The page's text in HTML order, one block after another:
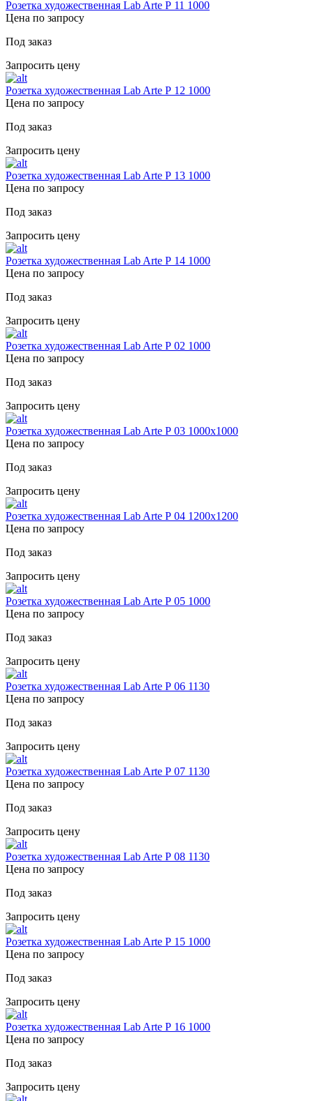
Розетка художественная Lab Arte Р 11 1000
Цена по запросу
Под заказ
Запросить цену
Розетка художественная Lab Arte Р 12 1000
Цена по запросу
Под заказ
Запросить цену
Розетка художественная Lab Arte Р 13 1000
Цена по запросу
Под заказ
Запросить цену
Розетка художественная Lab Arte Р 14 1000
Цена по запросу
Под заказ
Запросить цену
Розетка художественная Lab Arte Р 02 1000
Цена по запросу
Под заказ
Запросить цену
Розетка художественная Lab Arte Р 03 1000х1000
Цена по запросу
Под заказ
Запросить цену
Розетка художественная Lab Arte Р 04 1200х1200
Цена по запросу
Под заказ
Запросить цену
Розетка художественная Lab Arte Р 05 1000
Цена по запросу
Под заказ
Запросить цену
Розетка художественная Lab Arte Р 06 1130
Цена по запросу
Под заказ
Запросить цену
Розетка художественная Lab Arte Р 07 1130
Цена по запросу
Под заказ
Запросить цену
Розетка художественная Lab Arte Р 08 1130
Цена по запросу
Под заказ
Запросить цену
Розетка художественная Lab Arte Р 15 1000
Цена по запросу
Под заказ
Запросить цену
Розетка художественная Lab Arte Р 16 1000
Цена по запросу
Под заказ
Запросить цену